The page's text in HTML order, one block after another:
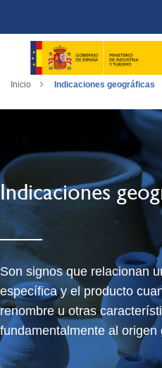
Inicio Indicaciones geográficas
Indicaciones
Son signos que relacionan
específica y el producto
renombre u otras
fundamentalmente al origen